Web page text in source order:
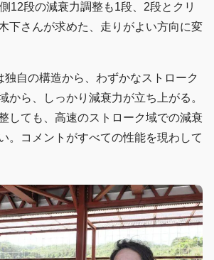
12段の減衰力調整も1段、2段とクリ
下さんが求めた、走りがよい方向に変
独自の構造から、わずかなストローク
から、しっかり減衰力が立ち上がる。
しても、高速のストローク域での減衰
。コメントがすべての性能を現わして